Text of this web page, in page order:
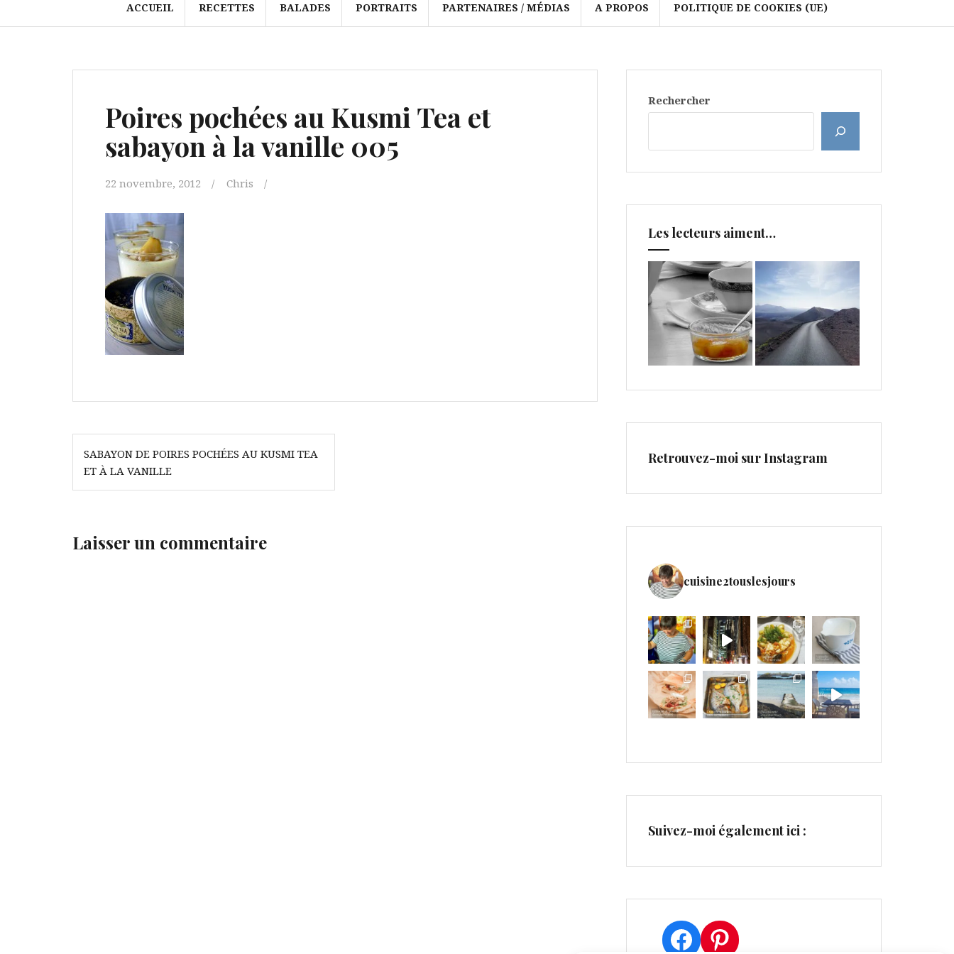
ACCUEIL RECETTES BALADES PORTRAITS PARTENAIRES / MÉDIAS A PROPOS POLITIQUE DE COOKIES (UE)
Poires pochées au Kusmi Tea et
sabayon à la vanille 005
22 novembre, 2012 Chris
Navigation
de
l’article
SABAYON DE POIRES POCHÉES AU KUSMI TEA
ET À LA VANILLE
Laisser un commentaire
Rechercher
Les lecteurs aiment…
Retrouvez-moi sur Instagram
cuisine2touslesjours
Suivez-moi également ici :
Facebook
Pinterest